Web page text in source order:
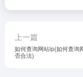
上一篇
如何查询网站ip(如何查询
否合法)